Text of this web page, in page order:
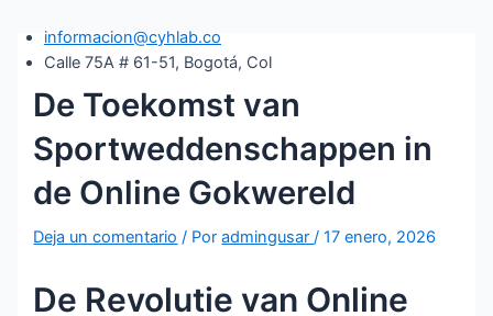
contenido
informacion@cyhlab.co
Calle 75A # 61-51, Bogotá, Col
De Toekomst van
Sportweddenschappen in
de Online Gokwereld
Deja un comentario / Poradmingusar/17 enero, 2026
De Revolutie van Online
de
entradas